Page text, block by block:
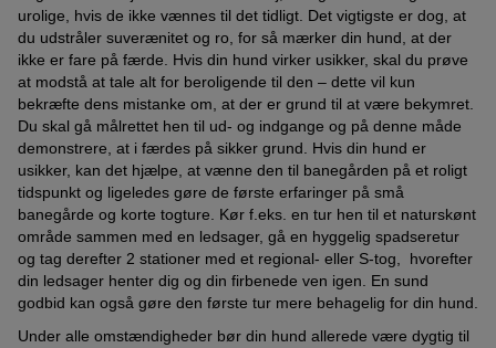
urolige, hvis de ikke vænnes til det tidligt. Det vigtigste er dog, at
du udstråler suverænitet og ro, for så mærker din hund, at der
ikke er fare på færde. Hvis din hund virker usikker, skal du prøve
at modstå at tale alt for beroligende til den – dette vil kun
bekræfte dens mistanke om, at der er grund til at være bekymret.
Du skal gå målrettet hen til ud- og indgange og på denne måde
demonstrere, at i færdes på sikker grund. Hvis din hund er
usikker, kan det hjælpe, at vænne den til banegården på et roligt
tidspunkt og ligeledes gøre de første erfaringer på små
banegårde og korte togture. Kør f.eks. en tur hen til et naturskønt
område sammen med en ledsager, gå en hyggelig spadseretur
og tag derefter 2 stationer med et regional- eller S-tog, hvorefter
din ledsager henter dig og din firbenede ven igen. En sund
godbid kan også gøre den første tur mere behagelig for din hund.
Under alle omstændigheder bør din hund allerede være dygtig til